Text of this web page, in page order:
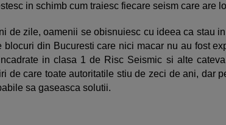
in schimb cum traiesc fiecare seism care are
de zile, oamenii se obisnuiesc cu ideea ca stau
blocuri din Bucuresti care nici macar nu au fost
in clasa 1 de Risc Seismic si alte
de care toate autoritatile stiu de zeci de ani, dar
sa gaseasca solutii.